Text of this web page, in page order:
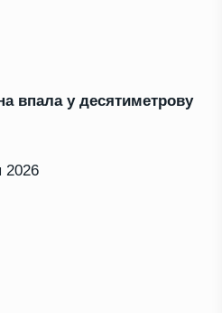
впала у десятиметрову
2026